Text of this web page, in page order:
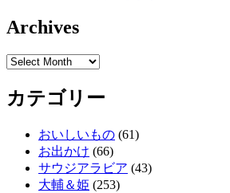
Archives
Archives
カテゴリー
おいしいもの (61)
お出かけ (66)
サウジアラビア (43)
大輔＆姫 (253)